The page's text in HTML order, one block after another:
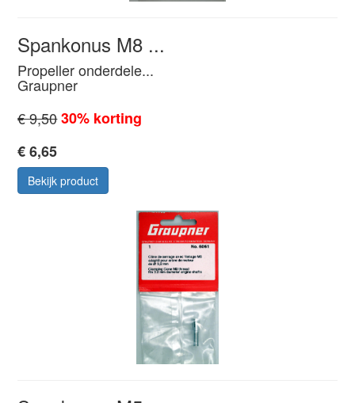
Spankonus M8 ...
Propeller onderdele...
Graupner
€ 9,5030% korting
€ 6,65
Bekijk product